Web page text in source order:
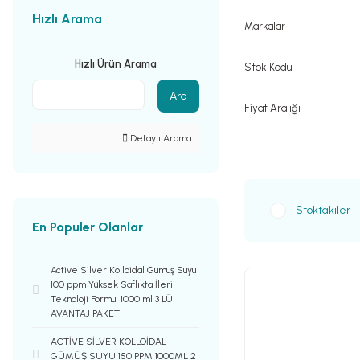
Hızlı Arama
Hızlı Ürün Arama
Ara
Detaylı Arama
En Populer Olanlar
Active Silver Kolloidal Gümüş Suyu
100 ppm Yüksek Saflıkta İleri
Teknoloji Formül 1000 ml 3 LÜ
AVANTAJ PAKET
ACTİVE SİLVER KOLLOİDAL
GÜMÜŞ SUYU 150 PPM 1000ML 2
Markalar
Stok Kodu
Fiyat Aralığı
Stoktakiler